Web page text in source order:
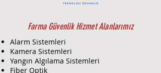
Farma Güvenlik Hizmet Alanlarımız
Alarm Sistemleri
Kamera Sistemleri
Yangın Algılama Sistemleri
Fiber Optik